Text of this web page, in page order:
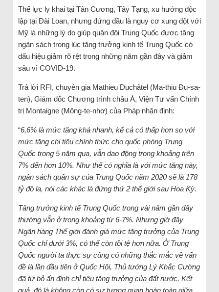
Thế lực ly khai tại Tân Cương, Tây Tạng, xu hướng độc
lập tại Đài Loan, nhưng đứng đầu là nguy cơ xung đột với
Mỹ là những lý do giúp quân đội Trung Quốc được tăng
ngân sách trong lúc tăng trưởng kinh tế Trung Quốc có
dấu hiệu giảm rõ rệt trong những năm gần đây và giảm
sâu vì COVID-19.
Trả lời RFI, chuyên gia Mathieu Duchâtel (Ma-thiu Đu-sa-
ten), Giám đốc Chương trình châu Á, Viện Tư vấn Chính
trị Montaigne (Mông-te-nhơ) của Pháp nhận định:
“6,6% là mức tăng khá nhanh, kể cả có thấp hơn so với
mức tăng chi tiêu chính thức cho quốc phòng Trung
Quốc trong 5 năm qua, vẫn dao động trong khoảng trên
7% đến hơn 10%. Như thế có nghĩa là với mức tăng này,
ngân sách quân sự của Trung Quốc năm 2020 sẽ là 178
tỷ đô la, nói các khác là đứng thứ 2 thế giới sau Hoa Kỳ.
Tăng trưởng kinh tế Trung Quốc trong vài năm gần đây
thường vẫn ở trong khoảng từ 6-7%. Nhưng giờ đây
Ngân hàng Thế giới đánh giá mức tăng trưởng của Trung
Quốc chỉ dưới 3%, có thể còn tồi tệ hơn nữa. Ở Trung
Quốc người ta thực sự cũng có những thắc mắc về vấn
đề là lần đầu tiên ở Quốc Hội, Thủ tướng Lý Khắc Cường
đã từ bỏ ấn định chỉ tiêu tăng trưởng của đất nước. Kết
quả, đó là không còn có sự tương quan hoàn toàn giữa